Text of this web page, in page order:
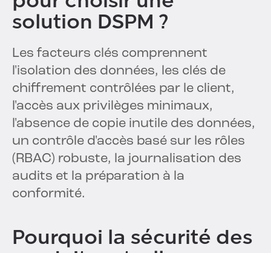
solution DSPM ?
Les facteurs clés comprennent
l'isolation des données, les clés de
chiffrement contrôlées par le client,
l'accès aux privilèges minimaux,
l'absence de copie inutile des données,
un contrôle d'accès basé sur les rôles
(RBAC) robuste, la journalisation des
audits et la préparation à la
conformité.
Pourquoi la sécurité des